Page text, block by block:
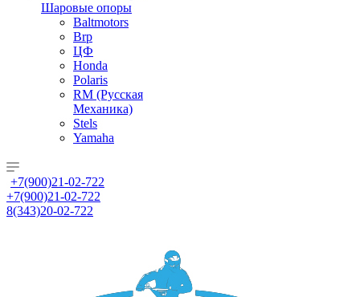
Шаровые опоры
Baltmotors
Brp
ЦФ
Honda
Polaris
RM (Русская
Механика)
Stels
Yamaha
+7(900)21-02-722
+7(900)21-02-722
8(343)20-02-722